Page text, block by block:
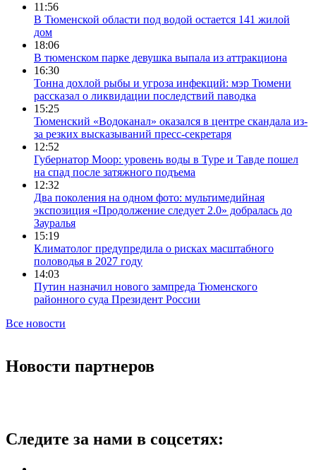
11:56
В Тюменской области под водой остается 141 жилой
дом
18:06
В тюменском парке девушка выпала из аттракциона
16:30
Тонна дохлой рыбы и угроза инфекций: мэр Тюмени
рассказал о ликвидации последствий паводка
15:25
Тюменский «Водоканал» оказался в центре скандала из-
за резких высказываний пресс-секретаря
12:52
Губернатор Моор: уровень воды в Туре и Тавде пошел
на спад после затяжного подъема
12:32
Два поколения на одном фото: мультимедийная
экспозиция «Продолжение следует 2.0» добралась до
Зауралья
15:19
Климатолог предупредила о рисках масштабного
половодья в 2027 году
14:03
Путин назначил нового зампреда Тюменского
районного суда Президент России
Все новости
Новости партнеров
Следите за нами в соцсетях: